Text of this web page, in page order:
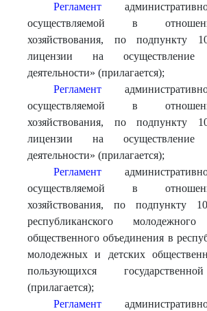
Регламент
осуществляемой в
хозяйствования, по подпункту
лицензии на осуществление
деятельности» (прилагается);
Регламент
осуществляемой в
хозяйствования, по подпункту
лицензии на осуществление
деятельности» (прилагается);
Регламент
осуществляемой в
хозяйствования, по подпункту
республиканского
общественного объединения в
молодежных и детских
пользующихся
(прилагается);
Регламент